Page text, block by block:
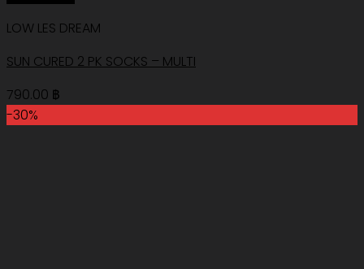
LOW LES DREAM
SUN CURED 2 PK SOCKS – MULTI
790.00 ฿
-30%